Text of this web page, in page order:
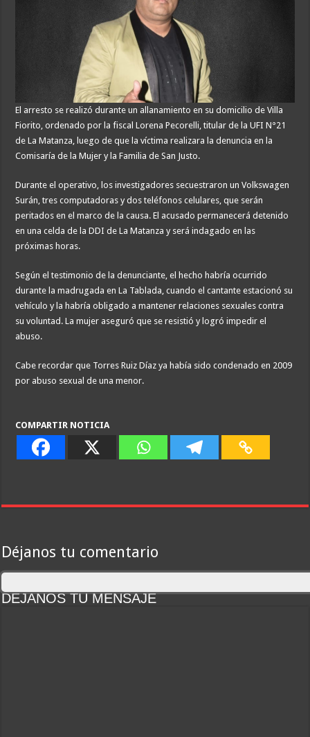
El arresto se realizó durante un allanamiento en su domicilio de Villa
Fiorito, ordenado por la fiscal Lorena Pecorelli, titular de la UFI N°21
de La Matanza, luego de que la víctima realizara la denuncia en la
Comisaría de la Mujer y la Familia de San Justo.
Durante el operativo, los investigadores secuestraron un Volkswagen
Surán, tres computadoras y dos teléfonos celulares, que serán
peritados en el marco de la causa. El acusado permanecerá detenido
en una celda de la DDI de La Matanza y será indagado en las
próximas horas.
Según el testimonio de la denunciante, el hecho habría ocurrido
durante la madrugada en La Tablada, cuando el cantante estacionó su
vehículo y la habría obligado a mantener relaciones sexuales contra
su voluntad. La mujer aseguró que se resistió y logró impedir el
abuso.
Cabe recordar que Torres Ruiz Díaz ya había sido condenado en 2009
por abuso sexual de una menor.
COMPARTIR NOTICIA
Déjanos tu comentario
DEJANOS TU MENSAJE